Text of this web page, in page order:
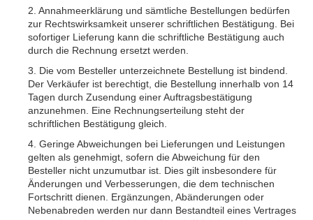
2. Annahmeerklärung und sämtliche Bestellungen bedürfen
zur Rechtswirksamkeit unserer schriftlichen Bestätigung. Bei
sofortiger Lieferung kann die schriftliche Bestätigung auch
durch die Rechnung ersetzt werden.
3. Die vom Besteller unterzeichnete Bestellung ist bindend.
Der Verkäufer ist berechtigt, die Bestellung innerhalb von 14
Tagen durch Zusendung einer Auftragsbestätigung
anzunehmen. Eine Rechnungserteilung steht der
schriftlichen Bestätigung gleich.
4. Geringe Abweichungen bei Lieferungen und Leistungen
gelten als genehmigt, sofern die Abweichung für den
Besteller nicht unzumutbar ist. Dies gilt insbesondere für
Änderungen und Verbesserungen, die dem technischen
Fortschritt dienen. Ergänzungen, Abänderungen oder
Nebenabreden werden nur dann Bestandteil eines Vertrages